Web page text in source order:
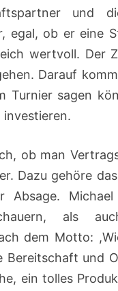
und
egal, ob er eine
wertvoll. Der
Darauf
Turnier sagen
investieren.
ob man
Dazu gehöre
Michael
als
dem Motto:
Bereitschaft und
ein tolles